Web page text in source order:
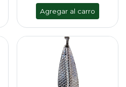
Agregar al carro